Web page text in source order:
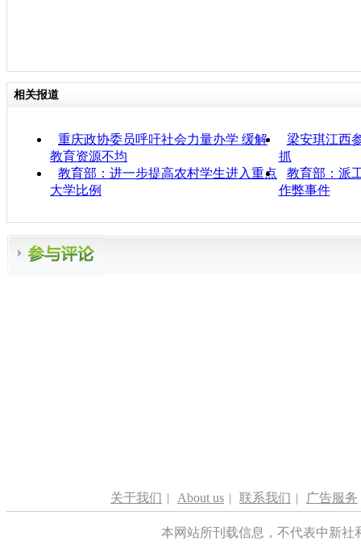
相关报道
重庆政协委员呼吁社会力量办学 缓解
教育资源不均
梁安琪江西
抓
教育部：进一步提高农村学生进入重点
大学比例
教育部：派
作弊事件
关于我们 | About us | 联系我们 | 广告服务
本网站所刊载信息，不代表中新